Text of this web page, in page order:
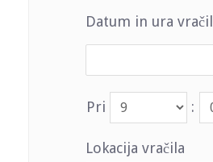
Datum in ura
Pri :
Lokacija vračila